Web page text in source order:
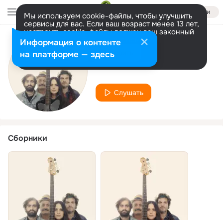
Войти
Мы используем cookie-файлы, чтобы улучшить
сервисы для вас. Если ваш возраст менее 13 лет,
настроить cookie-файлы должен ваш законный
представитель. Больше информации
Разрешить все Настроить
Исполнитель
Anna Chedid
Слушать
Сборники
Информация о контенте
на платформе — здесь